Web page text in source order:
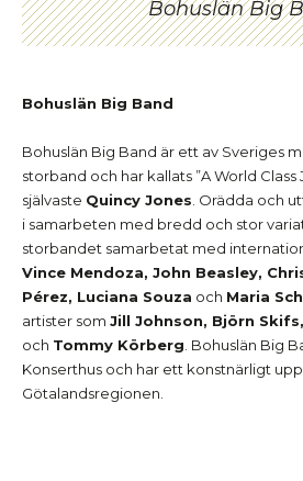
Bohuslän Big
Bohuslän Big Band
Bohuslän Big Band är ett av Sveriges
storband och har kallats ”A World Class
självaste Quincy Jones. Orädda och
i samarbeten med bredd och stor
storbandet samarbetat med
Vince Mendoza, John Beasley,
Pérez, Luciana Souza och Maria
artister som Jill Johnson, Björn
och Tommy Körberg. Bohuslän Big
Konserthus och har ett konstnärligt
Götalandsregionen.